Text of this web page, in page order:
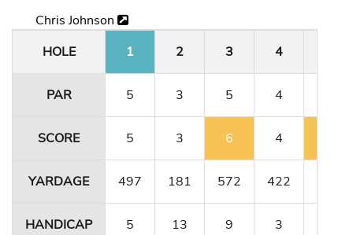
Chris Johnson
HOLE
1 2 3 4
PAR 5 3 5 4
SCORE 5 3 6 4
YARDAGE 497 181 572 422
HANDICAP 5 13 9 3